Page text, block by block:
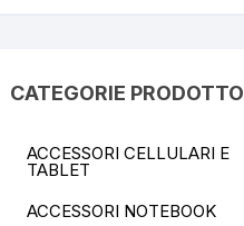
CATEGORIE PRODOTTO
ACCESSORI CELLULARI E
TABLET
ACCESSORI NOTEBOOK